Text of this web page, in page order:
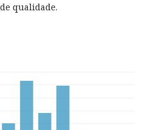
qualidade.